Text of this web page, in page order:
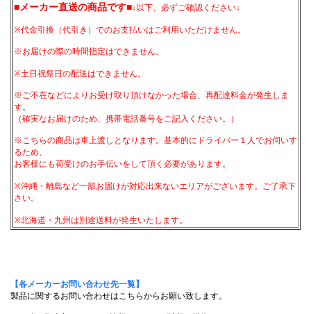
■メーカー直送の商品です■↓以下、必ずご確認ください↓
※代金引換（代引き）でのお支払いはご利用いただけません。
※お届けの際の時間指定はできません。
※土日祝祭日の配送はできません。
※ご不在などによりお受け取り頂けなかった場合、再配達料金が発生しま
す。
（確実なお届けのため、携帯電話番号をご記入ください。）
※こちらの商品は車上渡しとなります。基本的にドライバー１人でお伺いす
るため、
お客様にも荷受けのお手伝いをして頂く必要があります。
※沖縄・離島など一部お届けが対応出来ないエリアがございます。ご了承下
さい。
※北海道・九州は別途送料が発生いたします。
【各メーカーお問い合わせ先一覧】
製品に関するお問い合わせはこちらからお願い致します。